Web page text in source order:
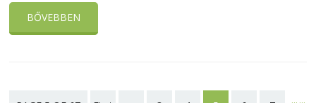
BŐVEBBEN
... ...